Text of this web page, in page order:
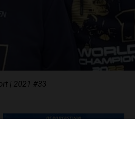
| 2021 #33
NIEUWSBRIEF
NEEM CONTACT OP